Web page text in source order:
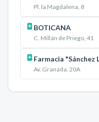
Pl. la Magdalena, 8
BOTICANA
C. Millán de Priego, 41
Farmacia "Sánchez
Av. Granada, 20A